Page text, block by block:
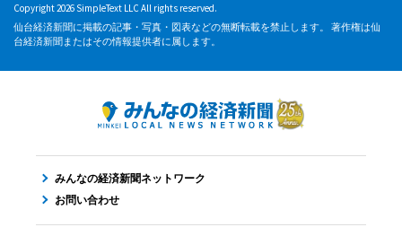
Copyright 2026 SimpleText LLC All rights reserved.
仙台経済新聞に掲載の記事・写真・図表などの無断転載を禁止します。 著作権は仙
台経済新聞またはその情報提供者に属します。
みんなの経済新聞ネットワーク
お問い合わせ